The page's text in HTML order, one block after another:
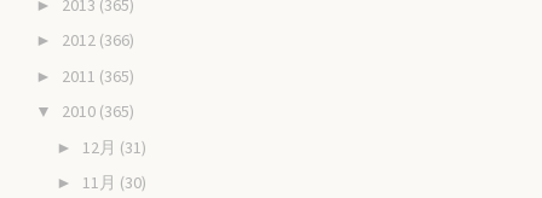
► 2013 (365)
► 2012 (366)
► 2011 (365)
▼ 2010 (365)
► 12月 (31)
► 11月 (30)